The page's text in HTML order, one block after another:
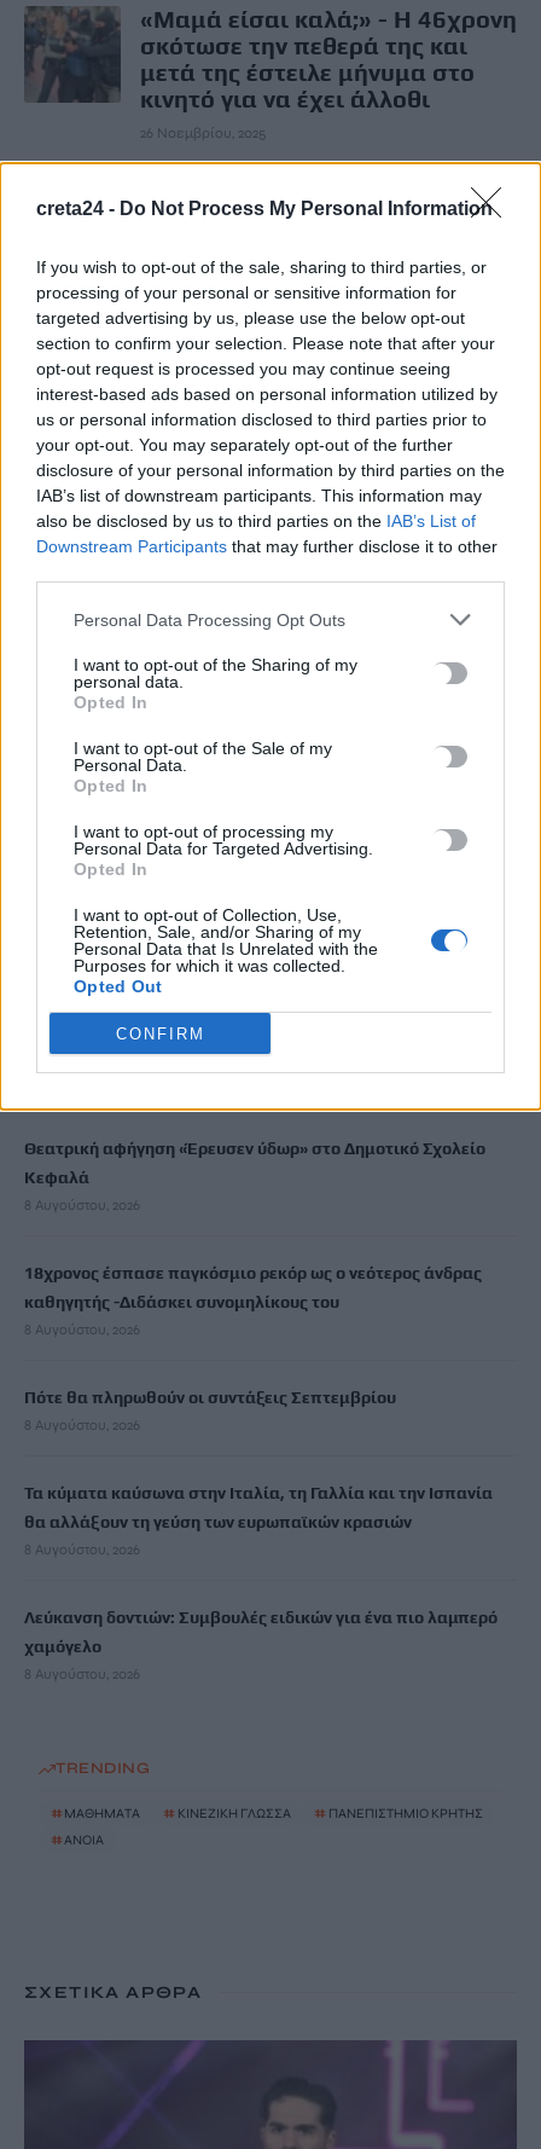
creta24 - Do Not Process My Personal Information
If you wish to opt-out of the sale, sharing to third parties, or
processing of your personal or sensitive information for
targeted advertising by us, please use the below opt-out
section to confirm your selection. Please note that after your
opt-out request is processed you may continue seeing
interest-based ads based on personal information utilized by
us or personal information disclosed to third parties prior to
your opt-out. You may separately opt-out of the further
disclosure of your personal information by third parties on the
IAB’s list of downstream participants. This information may
also be disclosed by us to third parties on the IAB’s List of
Downstream Participants that may further disclose it to other
Personal Data Processing Opt Outs
I want to opt-out of the Sharing of my
personal data.
Opted In
I want to opt-out of the Sale of my
Personal Data.
Opted In
I want to opt-out of processing my
Personal Data for Targeted Advertising.
Opted In
I want to opt-out of Collection, Use,
Retention, Sale, and/or Sharing of my
Personal Data that Is Unrelated with the
Purposes for which it was collected.
Opted Out
CONFIRM
«Μαμά είσαι καλά;» - Η 46χρονη
σκότωσε την πεθερά της και
μετά της έστειλε μήνυμα στο
κινητό για να έχει άλλοθι
26 Νοεμβρίου, 2025
19χρονο Κρητικό ΕΠΟΠ που
σκοτώθηκε στο πεδίο βολής στη
Ρόδο
26 Νοεμβρίου, 2025
Μην χάνεις είδηση. Βάλε τοCRETA24στην
Google
ΠΡΟΣΘΕΣΕ ΤΟCRETA24ΣΤΗΝ GOOGLE
κρεοπωλών Χανίων
8 Αυγούστου, 2026
Νέος κύκλος μαθημάτων Κινεζικής Γλώσσας στο
8 Αυγούστου, 2026
εγκέφαλο
8 Αυγούστου, 2026
Επίδομα €391 από τον ΟΠΕΚΑ, χωρίς εισοδηματικά κριτήρια:
Η προϋπόθεση
Θεατρική αφήγηση «Έρευσεν ύδωρ» στο Δημοτικό Σχολείο
Κεφαλά
8 Αυγούστου, 2026
18χρονος έσπασε παγκόσμιο ρεκόρ ως ο νεότερος άνδρας
καθηγητής -Διδάσκει συνομηλίκους του
8 Αυγούστου, 2026
Πότε θα πληρωθούν οι συντάξεις Σεπτεμβρίου
8 Αυγούστου, 2026
Τα κύματα καύσωνα στην Ιταλία, τη Γαλλία και την Ισπανία
θα αλλάξουν τη γεύση των ευρωπαϊκών κρασιών
8 Αυγούστου, 2026
Λεύκανση δοντιών: Συμβουλές ειδικών για ένα πιο λαμπερό
χαμόγελο
8 Αυγούστου, 2026
TRENDING
# ΜΑΘΗΜΑΤΑ # ΚΙΝΕΖΙΚΗ ΓΛΩΣΣΑ # ΠΑΝΕΠΙΣΤΗΜΙΟ ΚΡΗΤΗΣ
#ΑΝΟΙΑ
ΣΧΕΤΙΚΆ ΆΡΘΡΑ